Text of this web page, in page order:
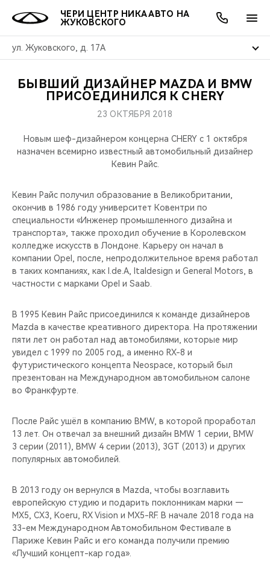
ЧЕРИ ЦЕНТР НИКА АВТО НА
ЖУКОВСКОГО
ул. Жуковского, д. 17А
МОДЕЛИ
КРОССОВЕРЫ
СЕДАНЫ
НОВИНКИ
ПОКУПАТЕЛЯМ
КРЕДИТ И СТРАХОВАНИЕ
ВЛАДЕЛЬЦАМ
ЗАПЧАСТИ И АКСЕССУАРЫ
CHERY CONNECT
МИР CHERY
О БРЕНДЕ
ЛЮДИ CHERY
БЛАГОТВОРИТЕЛЬНОСТЬ
CHERY REMOTE
НАШИ МЕРОПРИЯТИЯ
ВИДЕООБЗОРЫ
CHERY ДЛЯ ДЕТЕЙ
АКЦИИ
ОНЛАЙН СЕРВИСЫ
КРЕДИТ
О КОМПАНИИ
МЫ В СОЦСЕТЯХ
БЫВШИЙ ДИЗАЙНЕР MAZDA И BMW
ПРИСОЕДИНИЛСЯ К CHERY
23 ОКТЯБРЯ 2018
Новым шеф-дизайнером концерна CHERY с 1 октября
назначен всемирно известный автомобильный дизайнер
Кевин Райс.
Кевин Райс получил образование в Великобритании,
окончив в 1986 году университет Ковентри по
специальности «Инженер промышленного дизайна и
транспорта», также проходил обучение в Королевском
колледже искусств в Лондоне. Карьеру он начал в
компании Opel, после, непродолжительное время работал
в таких компаниях, как I.de.A, Italdesign и General Motors, в
частности c марками Opel и Saab.
В 1995 Кевин Райс присоединился к команде дизайнеров
Mazda в качестве креативного директора. На протяжении
пяти лет он работал над автомобилями, которые мир
увидел с 1999 по 2005 год, а именно RX-8 и
футуристического концепта Neospace, который был
презентован на Международном автомобильном салоне
во Франкфурте.
После Райс ушёл в компанию BMW, в которой проработал
13 лет. Он отвечал за внешний дизайн BMW 1 серии, BMW
3 серии (2011), BMW 4 серии (2013), 3GT (2013) и других
популярных автомобилей.
В 2013 году он вернулся в Mazda, чтобы возглавить
европейскую студию и подарить поклонникам марки —
MX5, CX3, Koeru, RX Vision и MX5-RF. В начале 2018 года на
33-ем Международном Автомобильном Фестивале в
Париже Кевин Райс и его команда получили премию
«Лучший концепт-кар года».